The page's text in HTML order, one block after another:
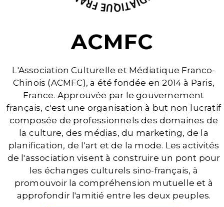
ACMFC
L'Association Culturelle et Médiatique Franco-
Chinois (ACMFC), a été fondée en 2014 à Paris,
France. Approuvée par le gouvernement
français, c'est une organisation à but non lucratif
composée de professionnels des domaines de
la culture, des médias, du marketing, de la
planification, de l'art et de la mode. Les activités
de l'association visent à construire un pont pour
les échanges culturels sino-français, à
promouvoir la compréhension mutuelle et à
approfondir l'amitié entre les deux peuples.